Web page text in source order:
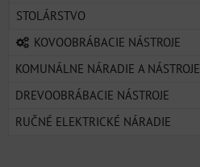
STOLÁRSTVO
KOVOOBRÁBACIE NÁSTROJE
KOMUNÁLNE NÁRADIE A NÁSTROJE
DREVOOBRÁBACIE NÁSTROJE
RUČNÉ ELEKTRICKÉ NÁRADIE